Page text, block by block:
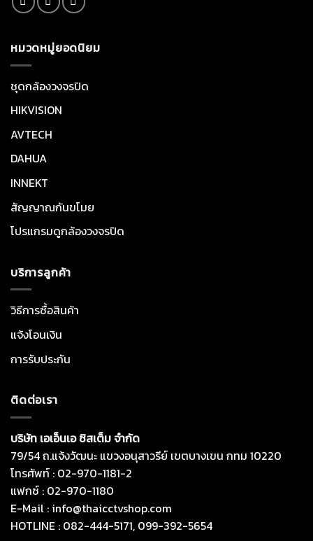
หมวดหมู่ยอดนิยม
ชุดกล้องวงจรปิด
HIKVISION
AVTECH
DAHUA
INNEKT
สัญญาณกันขโมย
โปรแกรมดูกล้องวงจรปิด
บริการลูกค้า
วิธีการซื้อสินค้า
แจ้งโอนเงิน
การรับประกัน
ติดต่อเรา
บริษัท เอเอ็นเอ ซิสเต็ม จำกัด
79/54 ถ.แจ้งวัฒนะ แขวงอนุสาวรีย์ เขตบางเขน กทม 10220
โทรศัพท์ : 02-970-1181-2
แฟกซ์ : 02-970-1180
E-Mail : info@thaicctvshop.com
HOTLINE : 082-444-5171, 099-392-5654